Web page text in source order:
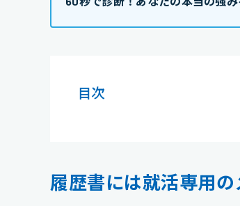
目次
履歴書には就活専用